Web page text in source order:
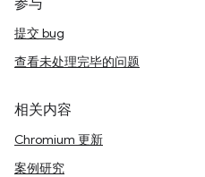
参与
提交 bug
查看未处理完毕的问题
相关内容
Chromium 更新
案例研究